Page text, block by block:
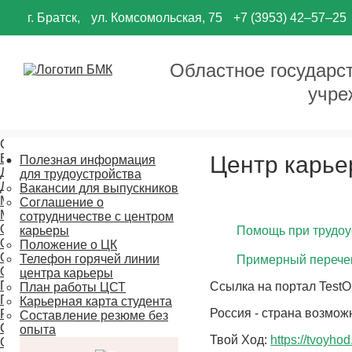
г. Братск, ул. Комсомольская, 75 +7 (3953) 42‒57‒25
Областное
Сведения об образовательной организации
Вакантные места для приема (перевода) обучающихся
Документы
Доступная среда
Материально-техническое обеспечение и оснащенность
Международное сотрудничество
Образование
Образовательные стандарты
Организация питания в образовательной организации
Основные сведения
Педагогический состав
Платные образовательные услуги
Руководство
Стипендии и меры поддержки обучающихся
Структура и органы управления образовательной
Полезная информация
для трудоустройства
Вакансии для выпускников
Соглашение о
сотрудничестве с центром
карьеры
Положение о ЦК
Телефон горячей линии
центра карьеры
План работы ЦСТ
Карьерная карта студента
Составление резюме без
опыта
Центр
Помощь при
Примерный
Ссылка на портал
Россия - страна
Твой Ход: https://